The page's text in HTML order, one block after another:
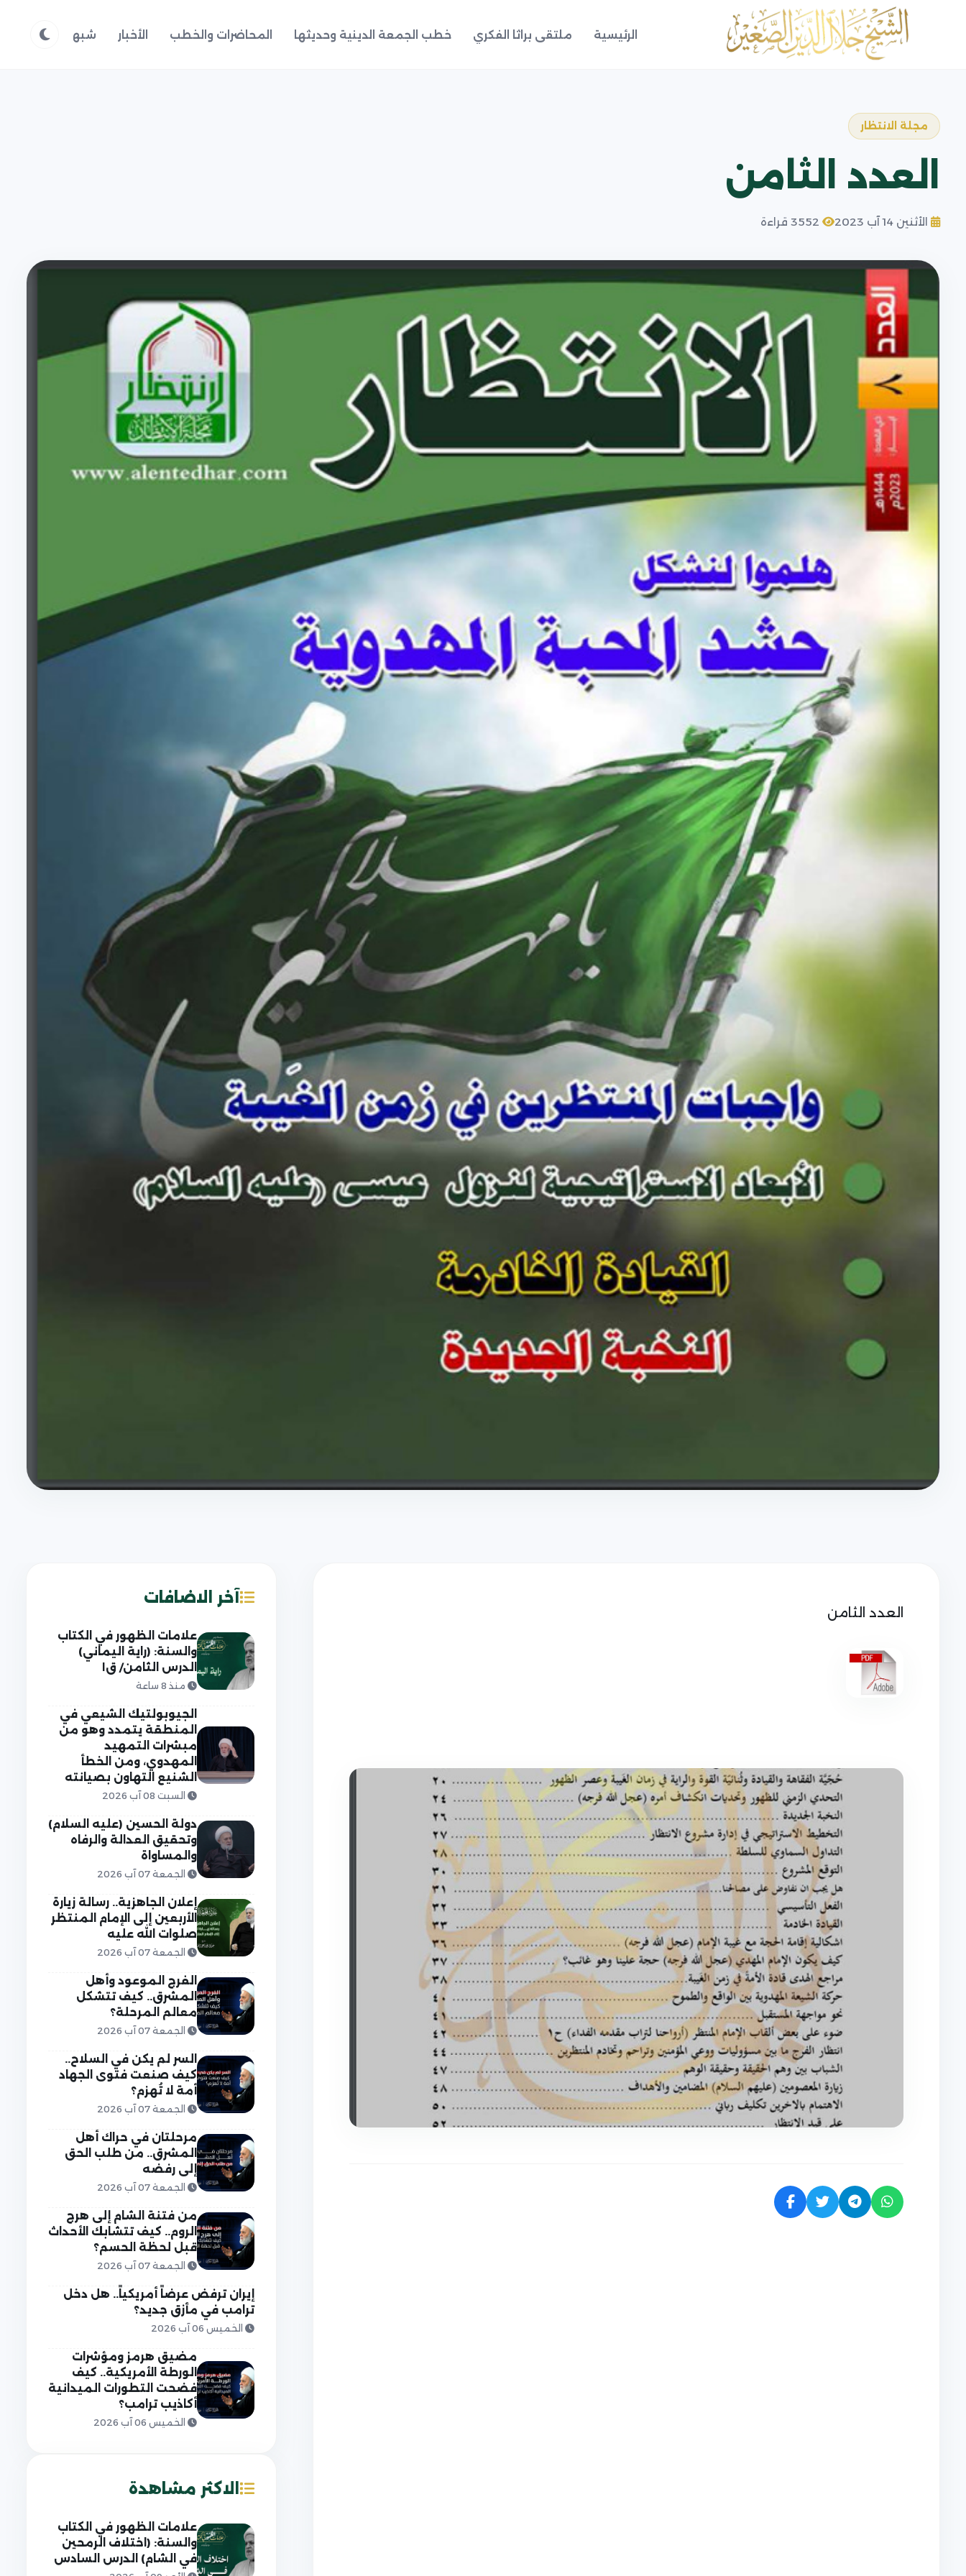
الرئيسية ملتقى براثا الفكري خطب الجمعة الدينية وحديثها المحاضرات والخطب الأخبار شبهات وردود
مجلة الانتظار
العدد الثامن
الأثنين 14 آب 2023
العدد الثامن
آخر الاضافات
علامات الظهور في الكتاب
والسنة: (راية اليماني)
الدرس الثامن/ ق١
منذ 8 ساعة
الجيوبولتيك الشيعي في
المنطقة يتمدد وهو من
مبشرات التمهيد
المهدوي، ومن الخطأ
الشنيع التهاون بصيانته
السبت 08 آب 2026
دولة الحسين (عليه السلام)
وتحقيق العدالة والرفاه
والمساواة
الجمعة 07 آب 2026
إعلان الجاهزية.. رسالة زيارة
الأربعين إلى الإمام المنتظر
صلوات الله عليه
الجمعة 07 آب 2026
الفرج الموعود وأهل
المشرق.. كيف تتشكل
معالم المرحلة؟
الجمعة 07 آب 2026
السر لم يكن في السلاح..
كيف صنعت فتوى الجهاد
أمة لا تُهزم؟
الجمعة 07 آب 2026
مرحلتان في حراك أهل
المشرق.. من طلب الحق
إلى رفضه
الجمعة 07 آب 2026
من فتنة الشام إلى هرج
الروم.. كيف تتشابك الأحداث
قبل لحظة الحسم؟
الجمعة 07 آب 2026
إيران ترفض عرضاً أمريكياً.. هل دخل
ترامب في مأزق جديد؟
الخميس 06 آب 2026
مضيق هرمز ومؤشرات
الورطة الأمريكية.. كيف
فضحت التطورات الميدانية
أكاذيب ترامب؟
الخميس 06 آب 2026
الاكثر مشاهدة
علامات الظهور في الكتاب
والسنة: (اختلاف الرمحين
في الشام) الدرس السادس